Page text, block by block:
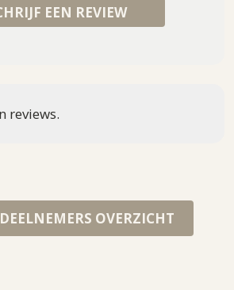
reviews.
EEN REVIEW
OVERZICHT